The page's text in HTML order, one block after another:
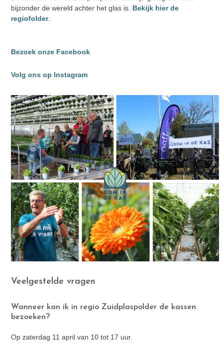
bijzonder de wereld achter het glas is. Bekijk hier de
regiofolder.
Bezoek onze Facebook
Volg ons op Instagram
Veelgestelde vragen
Wanneer kan ik in regio Zuidplaspolder de kassen
bezoeken?
Op zaterdag 11 april van 10 tot 17 uur.